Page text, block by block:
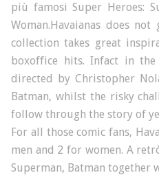
più famosi Super Heroes:
Woman.Havaianas does
collection takes great
boxoffice hits. Infact in
directed by Christopher
Batman, whilst the risky
follow through the story of
For all those comic fans,
men and 2 for women. A
Superman, Batman together